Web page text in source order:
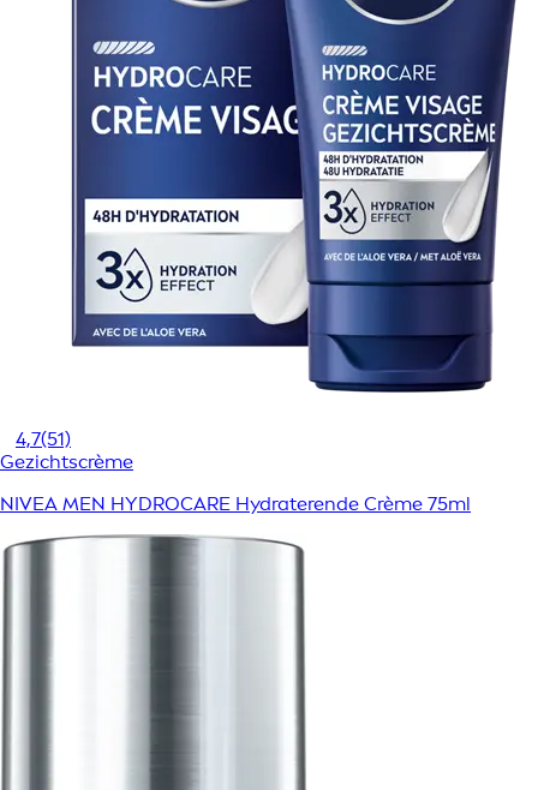
4,7(51)
Gezichtscrème
NIVEA MEN HYDROCARE Hydraterende Crème 75ml